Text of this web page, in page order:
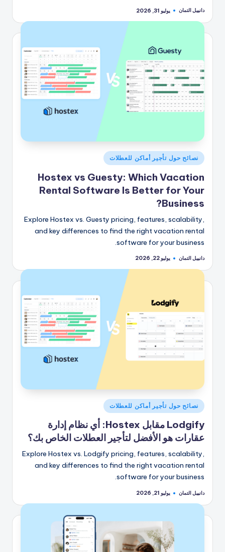
تمّ
بواسطة
دانييل التمان يوليو 31, 2026
نُشر
في
نصائح حول تأجير أماكن للعطلات
Hostex vs Guesty: Which Vacation
Rental Software Is Better for Your
Business?
Explore Hostex vs. Guesty pricing, features, scalability,
and key differences to find the right vacation rental
software for your business.
تمّ
بواسطة
دانييل التمان يوليو 22, 2026
نُشر
في
نصائح حول تأجير أماكن للعطلات
Lodgify مقابل Hostex: أي نظام إدارة
عقارات هو الأفضل لتأجير العطلات الخاص بك؟
Explore Hostex vs. Lodgify pricing, features, scalability,
and key differences to find the right vacation rental
software for your business.
تمّ
بواسطة
دانييل التمان يوليو 21, 2026